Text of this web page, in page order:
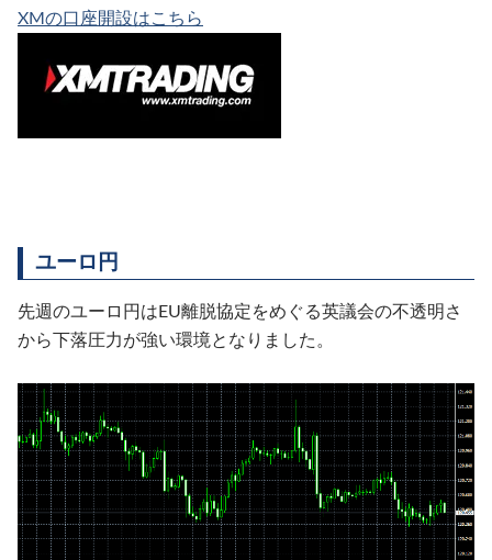
XMの口座開設はこちら
ユーロ円
先週のユーロ円はEU離脱協定をめぐる英議会の不透明さ
から下落圧力が強い環境となりました。